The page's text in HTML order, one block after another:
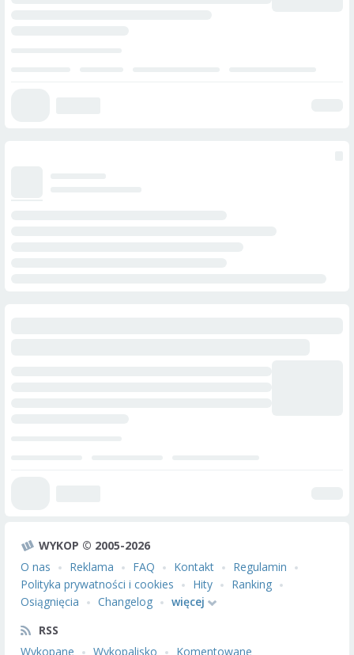
WYKOP © 2005-2026
O nas
Reklama FAQ Kontakt
Regulamin
Polityka prywatności i cookies
Hity
Ranking
Osiągnięcia
Changelog
więcej
RSS
Wykopane
Wykopalisko Komentowane